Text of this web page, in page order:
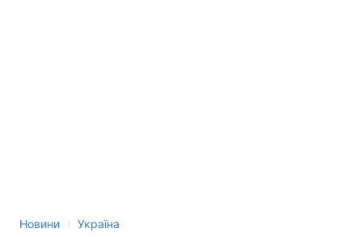
Новини › Україна